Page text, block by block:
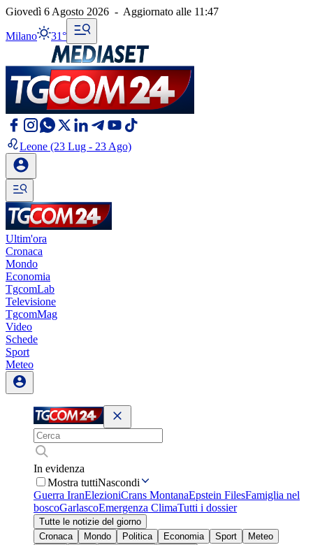
Giovedì 6 Agosto 2026 - Aggiornato alle 11:47
Milano 31°
Leone (23 Lug - 23 Ago)
Ultim'ora
Cronaca
Mondo
Economia
TgcomLab
Televisione
TgcomMag
Video
Schede
Sport
Meteo
In evidenza
Mostra tuttiNascondi
Guerra IranElezioniCrans MontanaEpstein FilesFamiglia nel
boscoGarlascoEmergenza ClimaTutti i dossier
Tutte le notizie del giorno
Cronaca
Mondo Politica Economia Sport
Meteo